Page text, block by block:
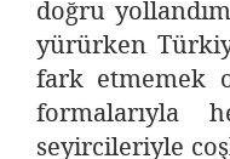
doğru
yürürken
fark etmemek
formalarıyla
seyircileriyle